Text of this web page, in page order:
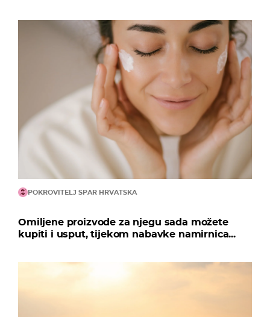
POKROVITELJ SPAR HRVATSKA
Omiljene proizvode za njegu sada možete
kupiti i usput, tijekom nabavke namirnica...